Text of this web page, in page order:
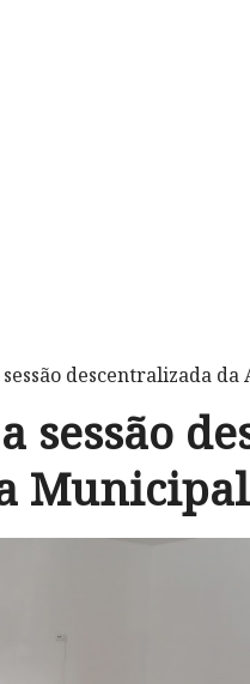
descentralizada
sessão